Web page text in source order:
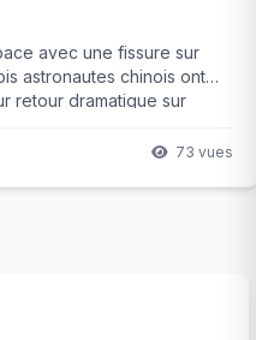
avec une fissure sur
astronautes chinois ont
retour dramatique sur
73 vues